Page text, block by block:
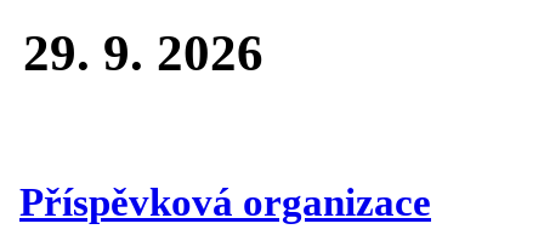
29. 9. 2026
Příspěvková organizace